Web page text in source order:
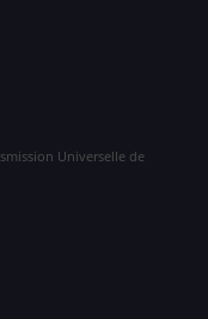
Universelle de